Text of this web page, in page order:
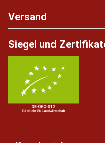
Versand
Siegel und